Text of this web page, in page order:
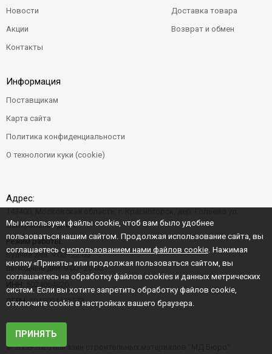
Новости
Акции
Контакты
Доставка товара
Возврат и обмен
Информация
Поставщикам
Карта сайта
Политика конфиденциальности
О технологии куки (cookie)
Адрес:
Центральная д. 6"Б"
Режим работы:
Будние дни: 9:00–22:00
Выходные дни: 9:00–20:00
ИНН:
ОГРН:1045004456573
© 2008-2026 Магазин строительных материалов "МД Бюро"
Мы используем файлы cookie, чтоб вам было удобнее
пользоваться нашим сайтом. Продолжая использование сайта, вы
соглашаетесь с использованием нами файлов cookie . Нажимая
кнопку «Принять» или продолжая пользоваться сайтом, вы
соглашаетесь на обработку файлов cookies и данных метрических
систем. Если вы хотите запретить обработку файлов cookie,
отключите cookie в настройках вашего браузера.
ПРИНЯТЬ